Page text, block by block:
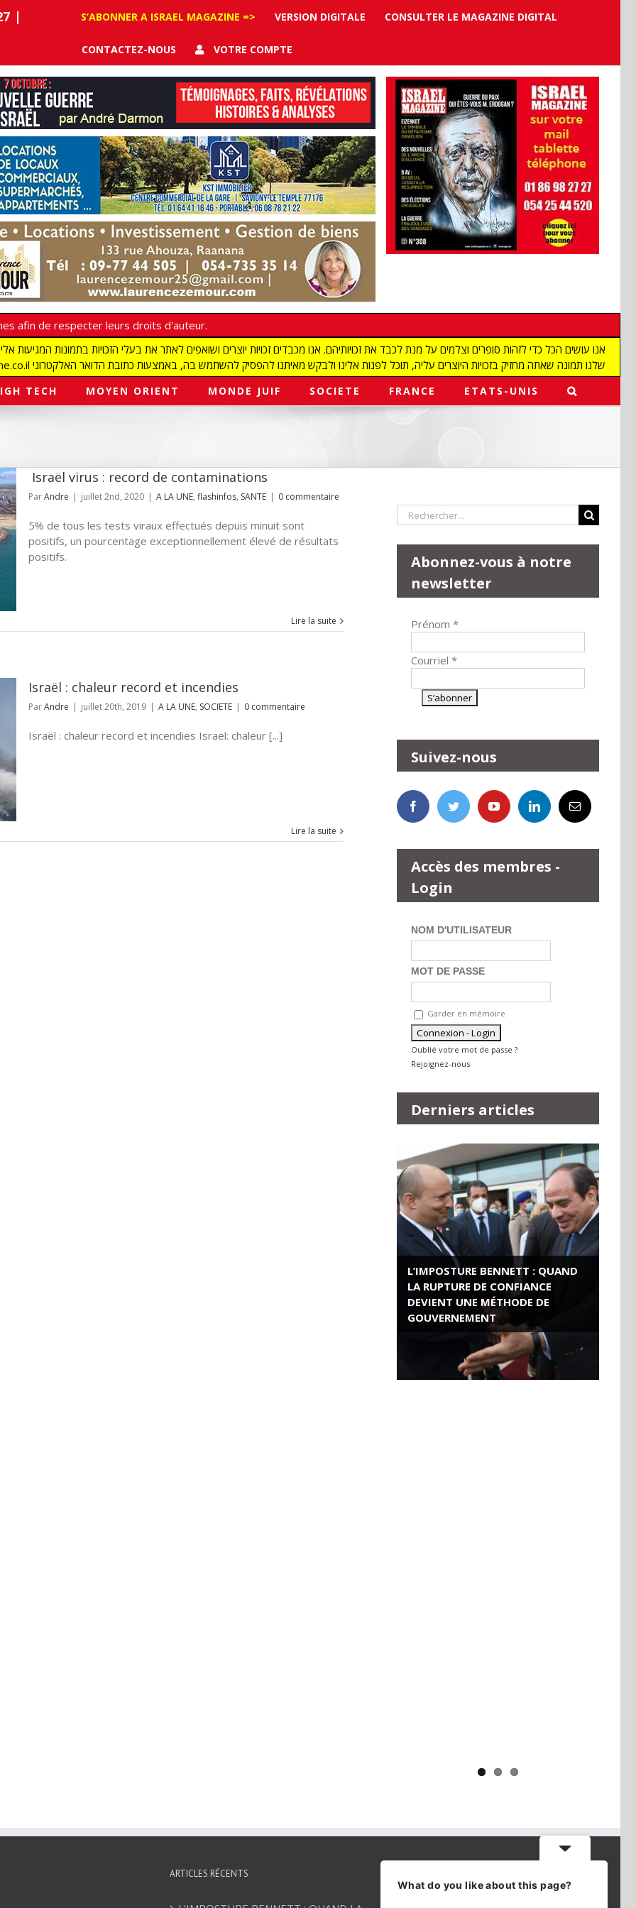
|
S’ABONNER A ISRAEL MAGAZINE => VERSION DIGITALE CONSULTER LE MAGAZINE DIGITAL
CONTACTEZ-NOUS VOTRE COMPTE
afin de respecter leurs droits d'auteur.
redaction@israelmagazine.co.il שלנו תמונה שאתה מחזיק בזכויות היוצרים עליה, תוכל לפנות אלינו ולבקש מאיתנו להפסיק להשתמש בה, באמצעות כתובת הדואר האלקטרוני
TECH MOYEN ORIENT MONDE JUIF SOCIETE FRANCE ETATS-UNIS
Israël virus : record de contaminations
ParAndre | juillet 2nd, 2020 | A LA UNE, flashinfos, SANTE | 0 commentaire
5% de tous les tests viraux effectués depuis minuit sont
positifs, un pourcentage exceptionnellement élevé de résultats
positifs.
Lire la suite
Israël : chaleur record et incendies
ParAndre | juillet 20th, 2019 | A LA UNE, SOCIETE | 0 commentaire
Israël : chaleur record et incendies Israel: chaleur [...]
Lire la suite
Rechercher:
Abonnez-vous à notre
newsletter
Prénom *
Courriel *
Suivez-nous
Accès des membres -
Login
NOM D'UTILISATEUR
MOT DE PASSE
Garder en mémoire
Oublié votre mot de passe ?
Rejoignez-nous
Derniers articles
L’IMPOSTURE BENNETT : QUAND
LA RUPTURE DE CONFIANCE
DEVIENT UNE MÉTHODE DE
GOUVERNEMENT
ROSE VALLAND, HEROÏNE DE LA
RESISTANCE FRANÇAISE
ARTICLES RÉCENTS
What do you like about this page?